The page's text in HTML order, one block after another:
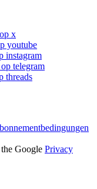
x
youtube
instagram
telegram
threads
Google Privacy